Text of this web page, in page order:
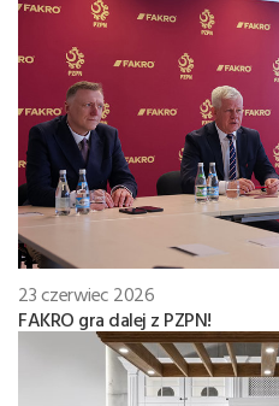
23 czerwiec 2026
FAKRO gra dalej z PZPN!